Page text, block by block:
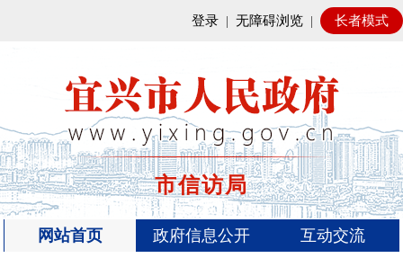
登录 | 无障碍浏览 | 长者模式
市信访局
网站首页 政府信息公开 互动交流